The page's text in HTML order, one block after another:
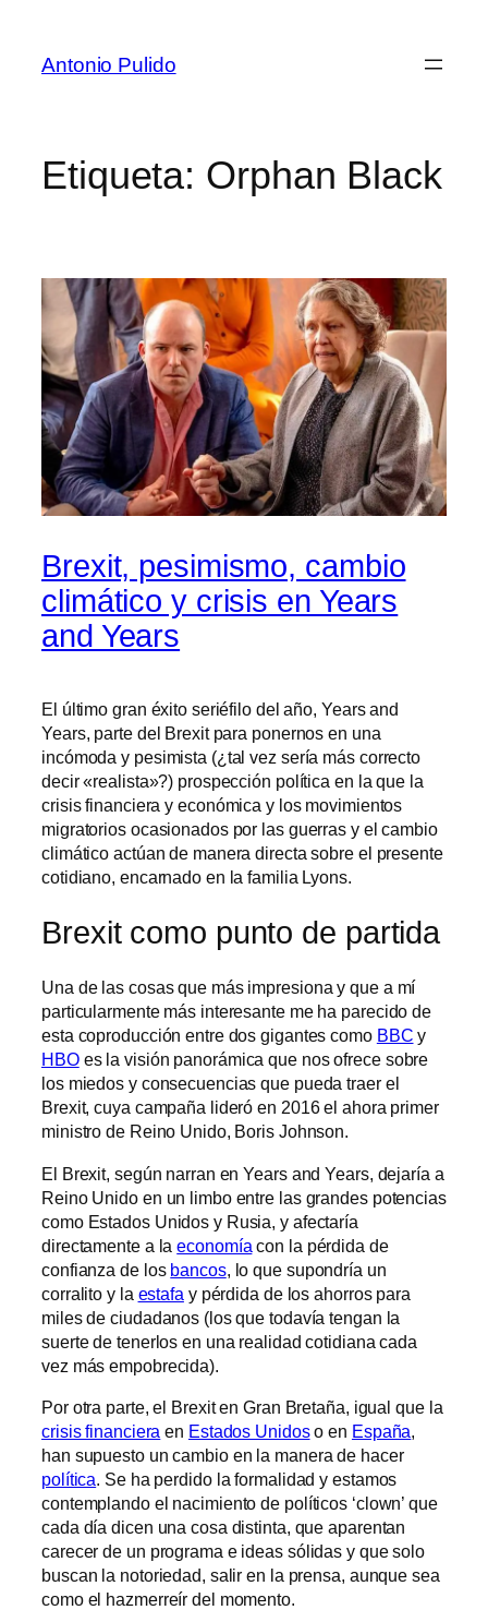
Antonio Pulido
Etiqueta: Orphan Black
Brexit, pesimismo, cambio
climático y crisis en Years
and Years
El último gran éxito seriéfilo del año, Years and
Years, parte del Brexit para ponernos en una
incómoda y pesimista (¿tal vez sería más correcto
decir «realista»?) prospección política en la que la
crisis financiera y económica y los movimientos
migratorios ocasionados por las guerras y el cambio
climático actúan de manera directa sobre el presente
cotidiano, encarnado en la familia Lyons.
Brexit como punto de partida
Una de las cosas que más impresiona y que a mí
particularmente más interesante me ha parecido de
esta coproducción entre dos gigantes como BBC y
HBOes la visión panorámica que nos ofrece sobre
los miedos y consecuencias que pueda traer el
Brexit, cuya campaña lideró en 2016 el ahora primer
ministro de Reino Unido, Boris Johnson.
El Brexit, según narran en Years and Years, dejaría a
Reino Unido en un limbo entre las grandes potencias
como Estados Unidos y Rusia, y afectaría
directamente a laeconomía con la pérdida de
confianza de los bancos, lo que supondría un
corralito y la estafa y pérdida de los ahorros para
miles de ciudadanos (los que todavía tengan la
suerte de tenerlos en una realidad cotidiana cada
vez más empobrecida).
Por otra parte, el Brexit en Gran Bretaña, igual que la
crisis financiera en Estados Unidoso en España,
han supuesto un cambio en la manera de hacer
política. Se ha perdido la formalidad y estamos
contemplando el nacimiento de políticos ‘clown’ que
cada día dicen una cosa distinta, que aparentan
carecer de un programa e ideas sólidas y que solo
buscan la notoriedad, salir en la prensa, aunque sea
como el hazmerreír del momento.